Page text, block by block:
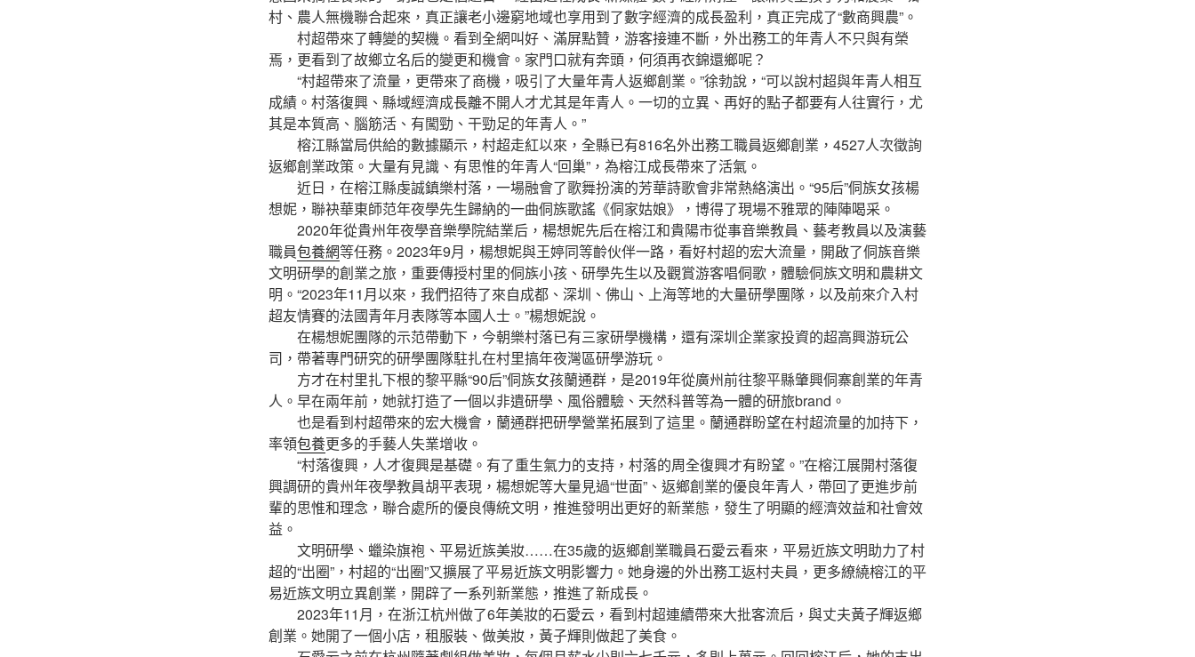
村、農人無機聯合起來，真正讓老小邊窮地域也享用到了數字經濟的成長盈利，真正完成了“數商興農”。
村超帶來了轉變的契機。看到全網叫好、滿屏點贊，游客接連不斷，外出務工的年青人不只與有榮
焉，更看到了故鄉立名后的變更和機會。家門口就有奔頭，何須再衣錦還鄉呢？
“村超帶來了流量，更帶來了商機，吸引了大量年青人返鄉創業。”徐勃說，“可以說村超與年青人相互
成績。村落復興、縣域經濟成長離不開人才尤其是年青人。一切的立異、再好的點子都要有人往實行，尤
其是本質高、腦筋活、有闖勁、干勁足的年青人。”
榕江縣當局供給的數據顯示，村超走紅以來，全縣已有816名外出務工職員返鄉創業，4527人次徵詢
返鄉創業政策。大量有見識、有思惟的年青人“回巢”，為榕江成長帶來了活氣。
近日，在榕江縣虔誠鎮樂村落，一場融會了歌舞扮演的芳華詩歌會非常熱絡演出。“95后”侗族女孩楊
想妮，聯袂華東師范年夜學先生歸納的一曲侗族歌謠《侗家姑娘》，博得了現場不雅眾的陣陣喝采。
2020年從貴州年夜學音樂學院結業后，楊想妮先后在榕江和貴陽市從事音樂教員、藝考教員以及演藝
職員包養網等任務。2023年9月，楊想妮與王婷同等齡伙伴一路，看好村超的宏大流量，開啟了侗族音樂
文明研學的創業之旅，重要傳授村里的侗族小孩、研學先生以及觀賞游客唱侗歌，體驗侗族文明和農耕文
明。“2023年11月以來，我們招待了來自成都、深圳、佛山、上海等地的大量研學團隊，以及前來介入村
超友情賽的法國青年月表隊等本國人士。”楊想妮說。
在楊想妮團隊的示范帶動下，今朝樂村落已有三家研學機構，還有深圳企業家投資的超高興游玩公
司，帶著專門研究的研學團隊駐扎在村里搞年夜灣區研學游玩。
方才在村里扎下根的黎平縣“90后”侗族女孩蘭通群，是2019年從廣州前往黎平縣肇興侗寨創業的年青
人。早在兩年前，她就打造了一個以非遺研學、風俗體驗、天然科普等為一體的研旅brand。
也是看到村超帶來的宏大機會，蘭通群把研學營業拓展到了這里。蘭通群盼望在村超流量的加持下，
率領包養更多的手藝人失業增收。
“村落復興，人才復興是基礎。有了重生氣力的支持，村落的周全復興才有盼望。”在榕江展開村落復
興調研的貴州年夜學教員胡平表現，楊想妮等大量見過“世面”、返鄉創業的優良年青人，帶回了更進步前
輩的思惟和理念，聯合處所的優良傳統文明，推進發明出更好的新業態，發生了明顯的經濟效益和社會效
益。
文明研學、蠟染旗袍、平易近族美妝……在35歲的返鄉創業職員石愛云看來，平易近族文明助力了村
超的“出圈”，村超的“出圈”又擴展了平易近族文明影響力。她身邊的外出務工返村夫員，更多繚繞榕江的平
易近族文明立異創業，開辟了一系列新業態，推進了新成長。
2023年11月，在浙江杭州做了6年美妝的石愛云，看到村超連續帶來大批客流后，與丈夫黃子輝返鄉
創業。她開了一個小店，租服裝、做美妝，黃子輝則做起了美食。